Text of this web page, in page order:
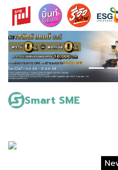
Skip
content
Smart SME
Search
for: